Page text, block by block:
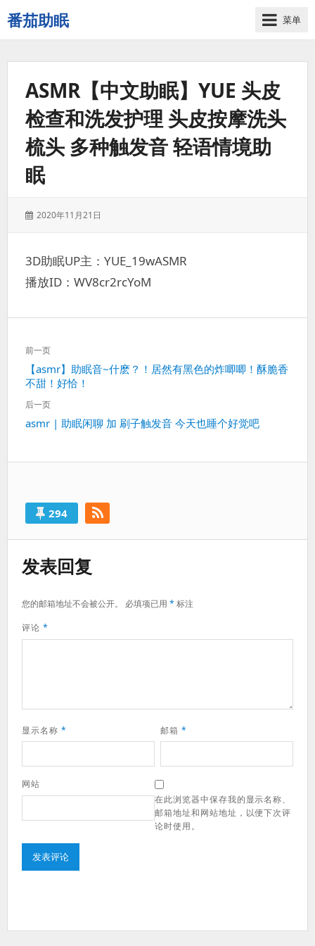
番茄助眠
一
个
菜单
ASMR【中文助眠】YUE 头皮
检查和洗发护理 头皮按摩洗头
梳头 多种触发音 轻语情境助
眠
发
2020年11月21日
3D助眠UP主：YUE_19wASMR
播放ID：WV8cr2rcYoM
文
章
导
航
前一页
上
一
篇：
【asmr】助眠音~什麽？！居然有黑色的炸唧唧！酥脆香
不甜！好恰！
后一页
下
asmr | 助眠闲聊 加 刷子触发音 今天也睡个好觉吧
294
发表回复
您的邮箱地址不会被公开。 必填项已用 *标注
评论 *
显示名称 * 邮箱 *
网站
在此浏览器中保存我的显示名称、
邮箱地址和网站地址，以便下次评
论时使用。